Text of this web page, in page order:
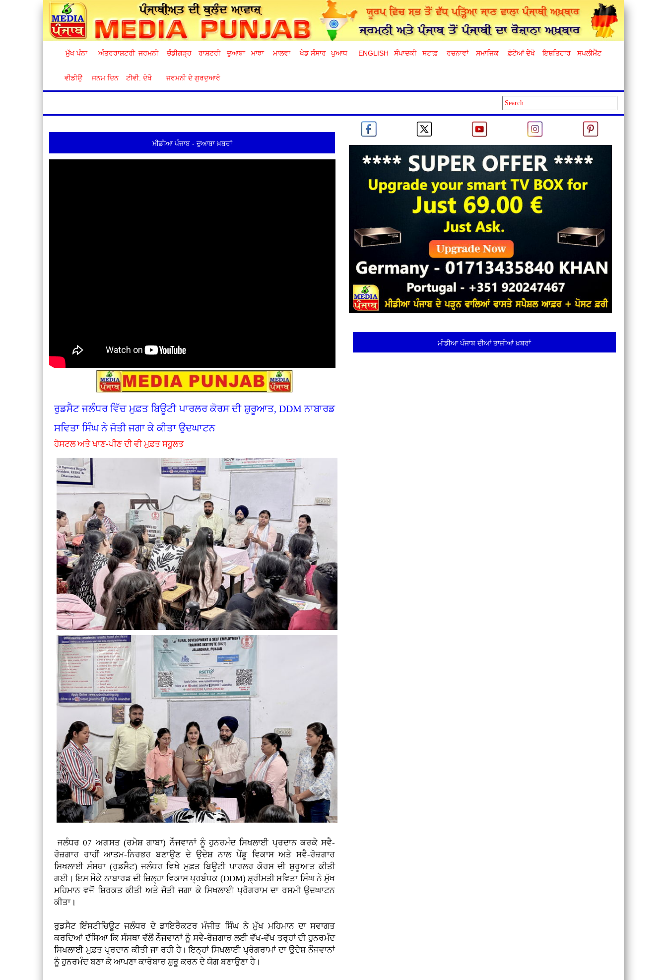
ਮੁੱਖ ਪੰਨਾ ਅੰਤਰਰਾਸ਼ਟਰੀ ਜਰਮਨੀ ਚੰਡੀਗੜ੍ਹ ਰਾਸ਼ਟਰੀ ਦੁਆਬਾ ਮਾਝਾ ਮਾਲਵਾ ਖੇਡ ਸੰਸਾਰ ਪੁਆਧ ENGLISH ਸੰਪਾਦਕੀ ਸਟਾਫ਼ ਰਚਨਾਵਾਂ ਸਮਾਜਿਕ ਫ਼ੋਟੋਆਂ ਦੇਖੋ ਇਸ਼ਤਿਹਾਰ ਸਪਲੀਮੈਂਟ
ਵੀਡੀਉ ਜਨਮ ਦਿਨ ਟੀਵੀ. ਦੇਖੋ ਜਰਮਨੀ ਦੇ ਗੁਰਦੁਆਰੇ
ਮੀਡੀਆ ਪੰਜਾਬ - ਦੁਆਬਾ ਖ਼ਬਰਾਂ
ਰੁਡਸੈਟ ਜਲੰਧਰ ਵਿੱਚ ਮੁਫ਼ਤ ਬਿਊਟੀ ਪਾਰਲਰ ਕੋਰਸ ਦੀ ਸ਼ੁਰੂਆਤ, DDM ਨਾਬਾਰਡ
ਸਵਿਤਾ ਸਿੰਘ ਨੇ ਜੋਤੀ ਜਗਾ ਕੇ ਕੀਤਾ ਉਦਘਾਟਨ
ਹੋਸਟਲ ਅਤੇ ਖਾਣ-ਪੀਣ ਦੀ ਵੀ ਮੁਫ਼ਤ ਸਹੂਲਤ
ਜਲੰਧਰ 07 ਅਗਸਤ (ਰਮੇਸ਼ ਗਾਬਾ)ਨੌਜਵਾਨਾਂ ਨੂੰ ਹੁਨਰਮੰਦ ਸਿਖਲਾਈ ਪ੍ਰਦਾਨ ਕਰਕੇ ਸਵੈ-
ਰੋਜ਼ਗਾਰ ਰਾਹੀਂ ਆਤਮ-ਨਿਰਭਰ ਬਣਾਉਣ ਦੇ ਉਦੇਸ਼ ਨਾਲ ਪੇਂਡੂ ਵਿਕਾਸ ਅਤੇ ਸਵੈ-ਰੋਜ਼ਗਾਰ
ਸਿਖਲਾਈ ਸੰਸਥਾ (ਰੁਡਸੈਟ) ਜਲੰਧਰ ਵਿਖੇ ਮੁਫ਼ਤ ਬਿਊਟੀ ਪਾਰਲਰ ਕੋਰਸ ਦੀ ਸ਼ੁਰੂਆਤ ਕੀਤੀ
ਗਈ। ਇਸ ਮੌਕੇ ਨਾਬਾਰਡ ਦੀ ਜ਼ਿਲ੍ਹਾ ਵਿਕਾਸ ਪ੍ਰਬੰਧਕ (DDM) ਸ਼੍ਰੀਮਤੀ ਸਵਿਤਾ ਸਿੰਘ ਨੇ ਮੁੱਖ
ਮਹਿਮਾਨ ਵਜੋਂ ਸ਼ਿਰਕਤ ਕੀਤੀ ਅਤੇ ਜੋਤੀ ਜਗਾ ਕੇ ਸਿਖਲਾਈ ਪ੍ਰੋਗਰਾਮ ਦਾ ਰਸਮੀ ਉਦਘਾਟਨ
ਕੀਤਾ।
ਰੁਡਸੈਟ ਇੰਸਟੀਚਿਊਟ ਜਲੰਧਰ ਦੇ ਡਾਇਰੈਕਟਰ ਮੰਜੀਤ ਸਿੰਘ ਨੇ ਮੁੱਖ ਮਹਿਮਾਨ ਦਾ ਸਵਾਗਤ
ਕਰਦਿਆਂ ਦੱਸਿਆ ਕਿ ਸੰਸਥਾ ਵੱਲੋਂ ਨੌਜਵਾਨਾਂ ਨੂੰ ਸਵੈ-ਰੋਜ਼ਗਾਰ ਲਈ ਵੱਖ-ਵੱਖ ਤਰ੍ਹਾਂ ਦੀ ਹੁਨਰਮੰਦ
ਸਿਖਲਾਈ ਮੁਫ਼ਤ ਪ੍ਰਦਾਨ ਕੀਤੀ ਜਾ ਰਹੀ ਹੈ। ਇਨ੍ਹਾਂ ਸਿਖਲਾਈ ਪ੍ਰੋਗਰਾਮਾਂ ਦਾ ਉਦੇਸ਼ ਨੌਜਵਾਨਾਂ
ਨੂੰ ਹੁਨਰਮੰਦ ਬਣਾ ਕੇ ਆਪਣਾ ਕਾਰੋਬਾਰ ਸ਼ੁਰੂ ਕਰਨ ਦੇ ਯੋਗ ਬਣਾਉਣਾ ਹੈ।
ਮੀਡੀਆ ਪੰਜਾਬ ਦੀਆਂ ਤਾਜ਼ੀਆਂ ਖ਼ਬਰਾਂ